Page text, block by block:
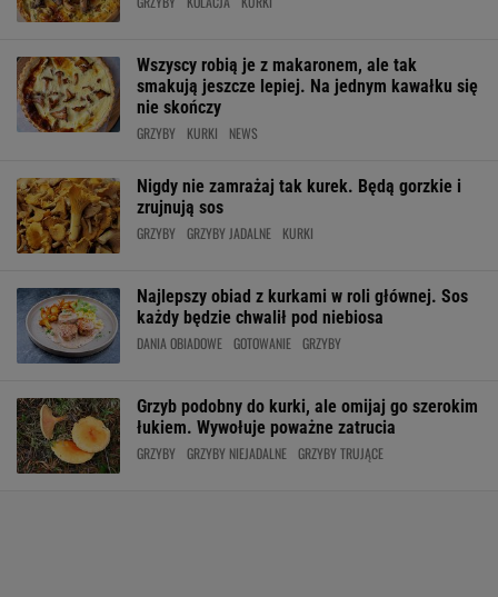
Wszyscy robią je z makaronem, ale tak
smakują jeszcze lepiej. Na jednym kawałku się
nie skończy
GRZYBY KURKI NEWS
Nigdy nie zamrażaj tak kurek. Będą gorzkie i
zrujnują sos
GRZYBY GRZYBY JADALNE KURKI
Najlepszy obiad z kurkami w roli głównej. Sos
każdy będzie chwalił pod niebiosa
DANIA OBIADOWE GOTOWANIE GRZYBY
Grzyb podobny do kurki, ale omijaj go szerokim
łukiem. Wywołuje poważne zatrucia
GRZYBY GRZYBY NIEJADALNE GRZYBY TRUJĄCE